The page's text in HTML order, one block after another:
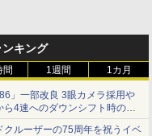
キング
間 1週間 1カ月
」一部改良 3眼カメラ採用や
ら4速へのダウンシフト時の操
クルーザーの75周年を祝うイベ